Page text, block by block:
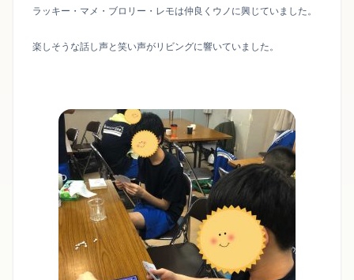
ラッキー・マメ・ブロリー・レモは仲良くウノに興じていました。
楽しそうな話し声と笑い声がリビングに響いていました。